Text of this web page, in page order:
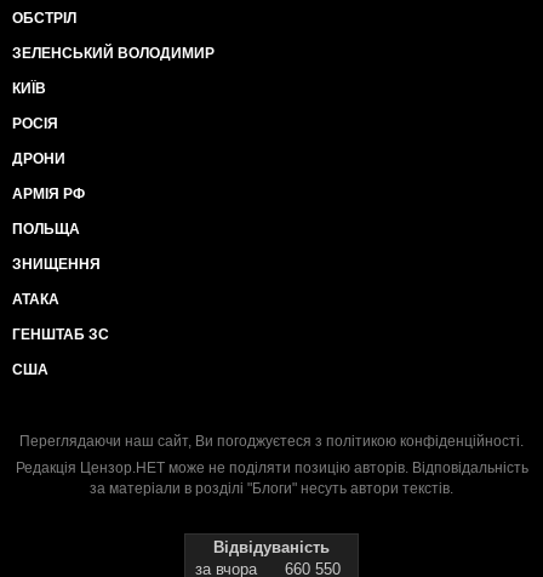
ОБСТРІЛ
ЗЕЛЕНСЬКИЙ ВОЛОДИМИР
КИЇВ
РОСІЯ
ДРОНИ
АРМІЯ РФ
ПОЛЬЩА
ЗНИЩЕННЯ
АТАКА
ГЕНШТАБ ЗС
США
Переглядаючи наш сайт, Ви погоджуєтеся з політикою конфіденційності.
Редакція Цензор.НЕТ може не поділяти позицію авторів. Відповідальність
за матеріали в розділі "Блоги" несуть автори текстів.
Відвідуваність
за вчора
660 550